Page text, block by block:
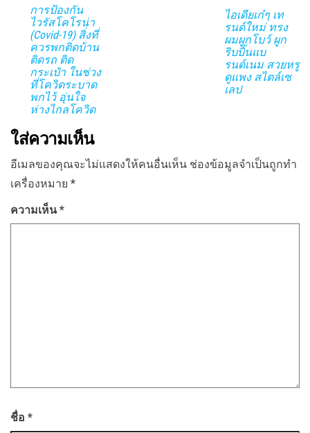
การป้องกัน
ไวรัสโคโรน่า
(Covid-19) สิ่งที่
ควรพกติดบ้าน
ติดรถ ติด
กระเป๋า ในช่วง
ที่โควิดระบาด
พกไว้ อุ่นใจ
ห่างไกลโควิด
ไอเดียเก๋ๆ เท
รนด์ใหม่ ทรง
ผมผูกโบว์ ผูก
ริบบิ้นแบ
รนด์เนม สวยหรู
ดูแพง สไตล์เซ
เลป
ใส่ความเห็น
อีเมลของคุณจะไม่แสดงให้คนอื่นเห็น ช่องข้อมูลจำเป็นถูกทำ
เครื่องหมาย *
ความเห็น*
ชื่อ *